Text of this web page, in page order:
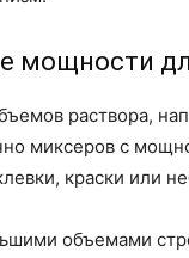
мощности
раствора,
миксеров с
краски или
объемами